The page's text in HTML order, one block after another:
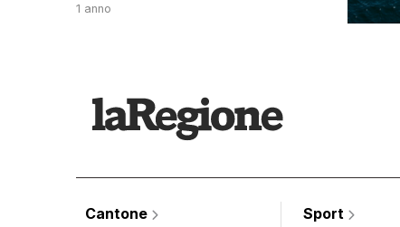
1 anno
Cantone
Sport